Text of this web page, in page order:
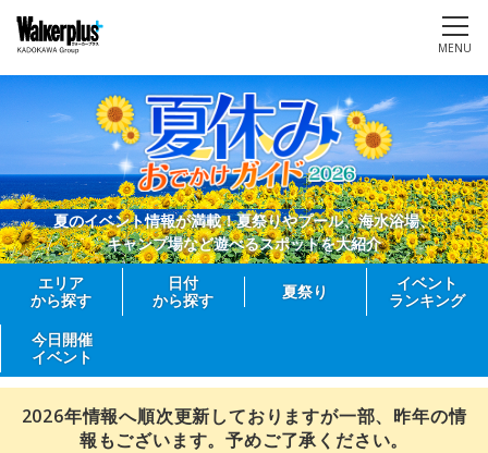
MENU
夏のイベント情報が満載！夏祭りやプール、海水浴場、
キャンプ場など遊べるスポットを大紹介
エリア
から探す
日付
から探す
夏祭り
イベント
ランキング
今日開催
イベント
2026年情報へ順次更新しておりますが一部、昨年の情
報もございます。予めご了承ください。